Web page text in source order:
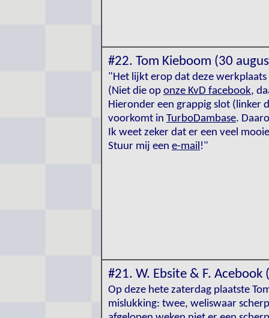
#22. Tom Kieboom (30
"Het lijkt erop dat deze
(Niet die op onze KvD facebook,
Hieronder een grappig slot (linker
voorkomt in TurboDambase.
Ik weet zeker dat er een veel
Stuur mij een e-mail!"
#21. W. Ebsite & F. Acebook
Op deze hete zaterdag plaatste
mislukking: twee, weliswaar